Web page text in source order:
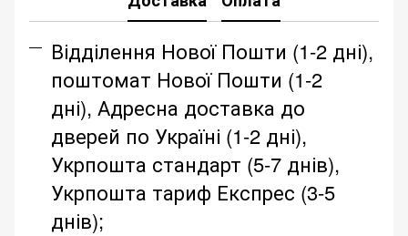
Відділення Нової Пошти (1-2 дні),
поштомат Нової Пошти (1-2
дні), Адресна доставка до
дверей по Україні (1-2 дні),
Укрпошта стандарт (5-7 днів),
Укрпошта тариф Експрес (3-5
днів);